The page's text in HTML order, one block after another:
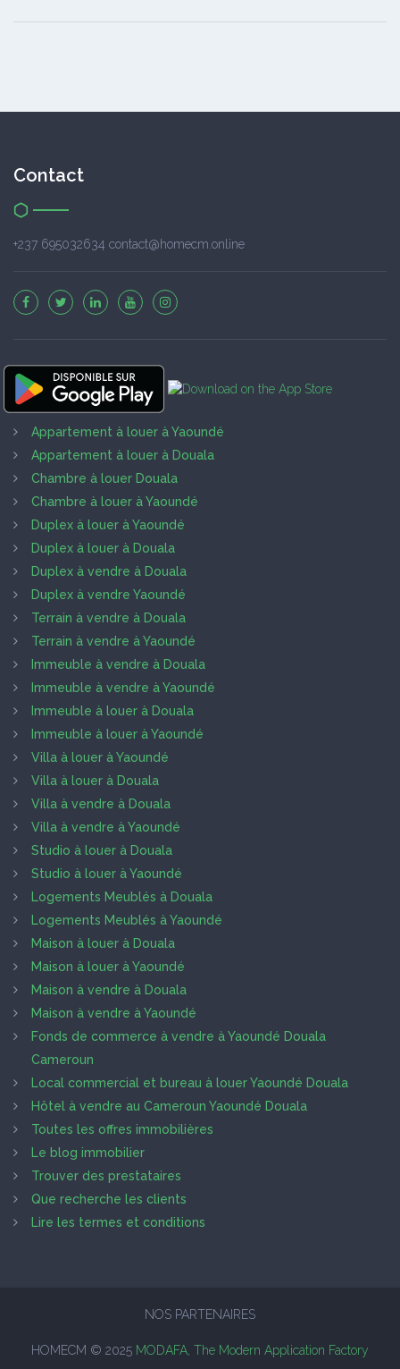
Contact
+237 695032634 contact@homecm.online
Appartement à louer à Yaoundé
Appartement à louer à Douala
Chambre à louer Douala
Chambre à louer à Yaoundé
Duplex à louer à Yaoundé
Duplex à louer à Douala
Duplex à vendre à Douala
Duplex à vendre Yaoundé
Terrain à vendre à Douala
Terrain à vendre à Yaoundé
Immeuble à vendre à Douala
Immeuble à vendre à Yaoundé
Immeuble à louer à Douala
Immeuble à louer à Yaoundé
Villa à louer à Yaoundé
Villa à louer à Douala
Villa à vendre à Douala
Villa à vendre à Yaoundé
Studio à louer à Douala
Studio à louer à Yaoundé
Logements Meublés à Douala
Logements Meublés à Yaoundé
Maison à louer à Douala
Maison à louer à Yaoundé
Maison à vendre à Douala
Maison à vendre à Yaoundé
Fonds de commerce à vendre à Yaoundé Douala
Cameroun
Local commercial et bureau à louer Yaoundé Douala
Hôtel à vendre au Cameroun Yaoundé Douala
Toutes les offres immobilières
Le blog immobilier
Trouver des prestataires
Que recherche les clients
Lire les termes et conditions
NOS PARTENAIRES
HOMECM © 2025 MODAFA, The Modern Application Factory